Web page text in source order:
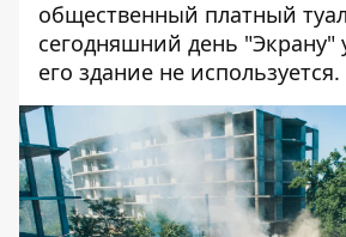
общественный платный
сегодняшний день "Экрану"
его здание не используется.